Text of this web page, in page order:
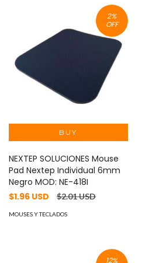
2%
OFF
NEXTEP SOLUCIONES Mouse
Pad Nextep Individual 6mm
Negro MOD: NE-418I
$1.96 USD
$2.01 USD
MOUSES Y TECLADOS
12%